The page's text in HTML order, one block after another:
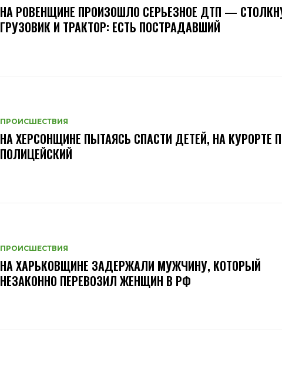
НА РОВЕНЩИНЕ ПРОИЗОШЛО СЕРЬЕЗНОЕ ДТП —
ГРУЗОВИК И ТРАКТОР: ЕСТЬ ПОСТРАДАВШИЙ
ПРОИСШЕСТВИЯ
НА ХЕРСОНЩИНЕ ПЫТАЯСЬ СПАСТИ ДЕТЕЙ, НА КУРОРТЕ
ПОЛИЦЕЙСКИЙ
ПРОИСШЕСТВИЯ
НА ХАРЬКОВЩИНЕ ЗАДЕРЖАЛИ МУЖЧИНУ, КОТОРЫЙ
НЕЗАКОННО ПЕРЕВОЗИЛ ЖЕНЩИН В РФ